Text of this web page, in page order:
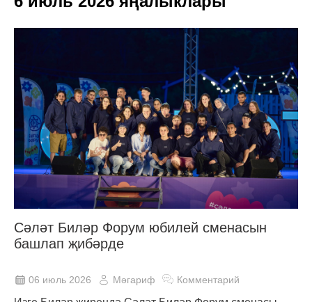
Сәләт Биләр Форум юбилей сменасын
башлап җибәрде
06 июль 2026 Мәгариф Комментарий